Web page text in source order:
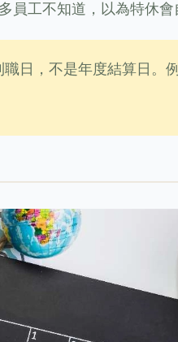
工不知道，以為特休會
日，不是年度結算日。